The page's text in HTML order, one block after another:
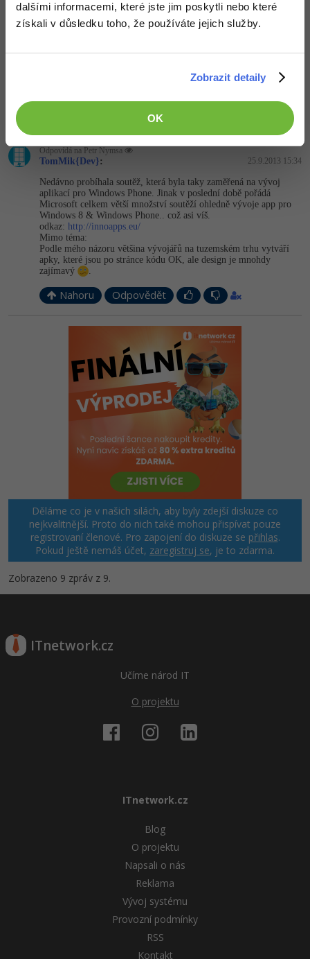
dalšími informacemi, které jste jim poskytli nebo které
získali v důsledku toho, že používáte jejich služby.
Zobrazit detaily
OK
Odpovídá na David Hynek
Michal Žůrek - misaz 25.9.2013 6:23
Buď C# nebo VB.NET + XAML
Pak myslím ještě nějaké C++ k DirectX
Odpovědět
Odpovídá na Petr Nymsa
TomMik{Dev}: 25.9.2013 15:34
Nedávno probíhala soutěž, která byla taky zaměřená na vývoj
aplikací pro Windows Phone. Jinak v poslední době pořádá
Microsoft celkem větší množství soutěží ohledně vývoje app pro
Windows 8 & Windows Phone.. což asi víš.
odkaz: http://innoapps.eu/
Mimo téma:
Podle mého názoru většina vývojářů na tuzemském trhu vytváří
apky, které jsou po stránce kódu OK, ale design je mnohdy
zajímavý
Nahoru Odpovědět
Děláme co je v našich silách, aby byly zdejší diskuze co
nejkvalitnější. Proto do nich také mohou přispívat pouze
registrovaní členové. Pro zapojení do diskuze se přihlas.
Pokud ještě nemáš účet, zaregistruj se, je to zdarma.
Zobrazeno 9 zpráv z 9.
ITnetwork.cz
Učíme národ IT
O projektu
ITnetwork.cz
Blog
O projektu
Napsali o nás
Reklama
Vývoj systému
Provozní podmínky
RSS
Kontakt